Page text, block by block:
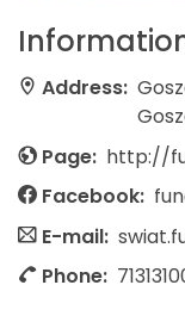
Address:
Page:
Facebook:
E-mail:
Phone: